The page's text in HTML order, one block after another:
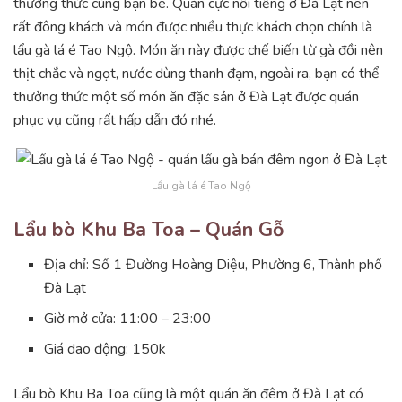
rất đông khách và món được nhiều thực khách chọn chính là
lẩu gà lá é Tao Ngộ. Món ăn này được chế biến từ gà đồi nên
thịt chắc và ngọt, nước dùng thanh đạm, ngoài ra, bạn có thể
thưởng thức một số món ăn đặc sản ở Đà Lạt được quán
phục vụ cũng rất hấp dẫn đó nhé.
Lẩu gà lá é Tao Ngộ
Lẩu bò Khu Ba Toa – Quán Gỗ
Địa chỉ: Số 1 Đường Hoàng Diệu, Phường 6, Thành phố
Đà Lạt
Giờ mở cửa: 11:00 – 23:00
Giá dao động: 150k
Lẩu bò Khu Ba Toa cũng là một quán ăn đêm ở Đà Lạt có